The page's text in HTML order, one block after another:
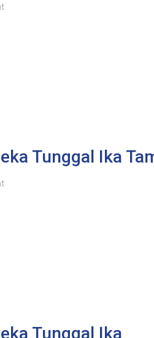
Tunggal Ika
Tunggal Ika